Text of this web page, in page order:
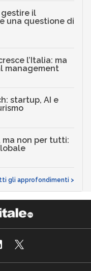
gestire il
una questione di
l’Italia: ma
management
startup, AI e
ma non per tutti:
gli approfondimenti >